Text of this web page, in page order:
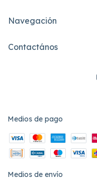
Navegación
Contactános
Medios de pago
Medios de envío